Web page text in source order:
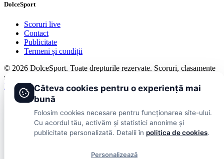
DolceSport
Scoruri live
Contact
Publicitate
Termeni și condiții
© 2026 DolceSport. Toate drepturile rezervate. Scoruri, clasamente
și analize din toate competițiile
Fotbal intern Fotbal extern Scoruri live
Câteva cookies pentru o experiență mai
bună
Folosim cookies necesare pentru funcționarea site-ului.
Cu acordul tău, activăm și statistici anonime și
publicitate personalizată. Detalii în politica de cookies.
Personalizează